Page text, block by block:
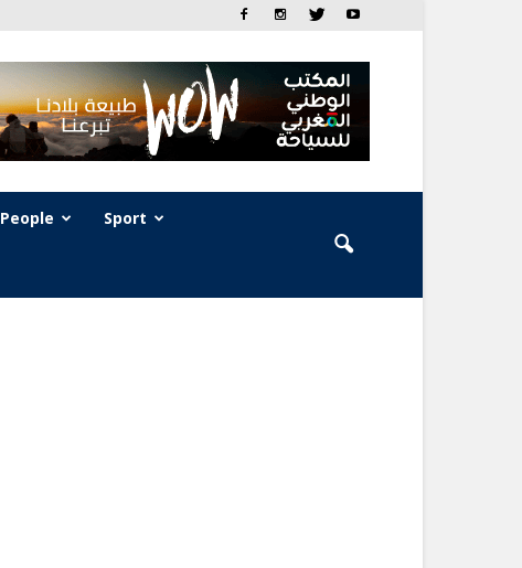
People Sport